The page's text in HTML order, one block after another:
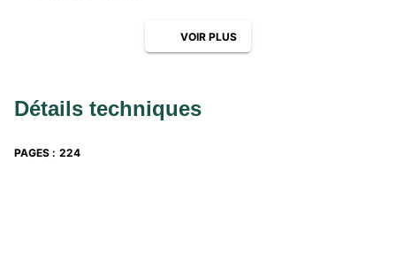
VOIR PLUS
Détails techniques
PAGES : 224